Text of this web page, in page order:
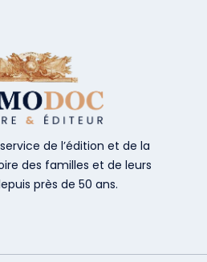
de l’édition et de la
des familles et de leurs
près de 50 ans.